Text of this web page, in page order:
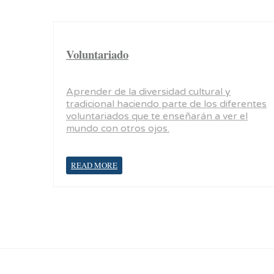
Voluntariado
Aprender de la diversidad cultural y
tradicional haciendo parte de los diferentes
voluntariados que te enseñarán a ver el
mundo con otros ojos.
READ MORE